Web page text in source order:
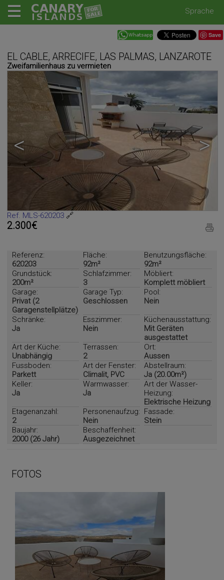
Sprache
Save
EL CABLE, ARRECIFE, LAS PALMAS, LANZAROTE
Zweifamilienhaus zu vermieten
< >
Ref. MLS-620203 🔗
2.300€
Referenz:
620203
Fläche:
92m²
Benutzungsfläche:
92m²
Grundstück:
200m²
Schlafzimmer:
3
Möbliert:
Komplett möbliert
Garage:
Privat (2
Garagenstellplätze)
Garage Typ:
Geschlossen
Pool:
Nein
Schränke:
Ja
Esszimmer:
Nein
Küchenausstattung:
Mit Geräten
ausgestattet
Art der Küche:
Unabhängig
Terrassen:
2
Ort:
Aussen
Fussboden:
Parkett
Art der Fenster:
Climalit, PVC
Abstellraum:
Ja (20.00m²)
Keller:
Ja
Warmwasser:
Ja
Art der Wasser-
Heizung:
Elektrische Heizung
Etagenanzahl:
2
Personenaufzug:
Nein
Fassade:
Stein
Baujahr:
2000 (26 Jahr)
Beschaffenheit:
Ausgezeichnet
FOTOS